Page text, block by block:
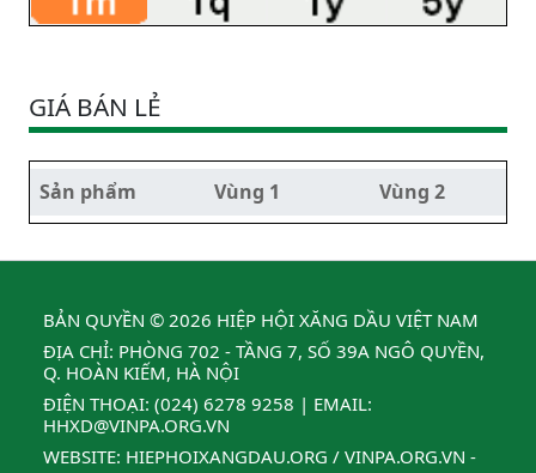
GIÁ BÁN LẺ
Sản phẩm Vùng 1 Vùng 2
BẢN QUYỀN © 2026 HIỆP HỘI XĂNG DẦU VIỆT NAM
ĐỊA CHỈ: PHÒNG 702 - TẦNG 7, SỐ 39A NGÔ QUYỀN,
Q. HOÀN KIẾM, HÀ NỘI
ĐIỆN THOẠI: (024) 6278 9258 | EMAIL:
HHXD@VINPA.ORG.VN
WEBSITE: HIEPHOIXANGDAU.ORG / VINPA.ORG.VN -